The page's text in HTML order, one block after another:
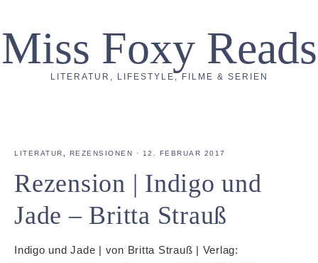
Miss Foxy Reads
LITERATUR, LIFESTYLE, FILME & SERIEN
LITERATUR REZENSIONEN · 12. FEBRUAR 2017
Rezension | Indigo und
Jade – Britta Strauß
Indigo und Jade | von Britta Strauß | Verlag: